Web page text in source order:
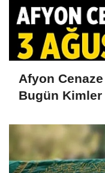
Afyon
Bugün Kimler